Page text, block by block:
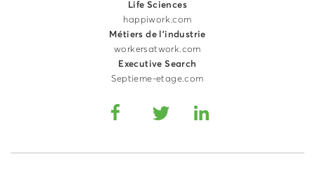
Life Sciences
happiwork.com
Métiers de l'industrie
workersatwork.com
Executive Search
Septieme-etage.com